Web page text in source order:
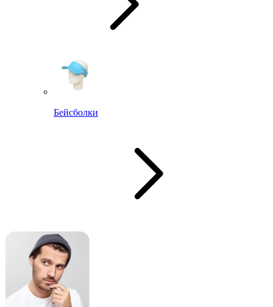
Бейсболки